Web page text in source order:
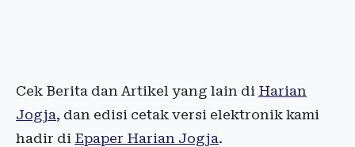
Cek Berita dan Artikel yang lain di Harian
Jogja, dan edisi cetak versi elektronik kami
hadir di Epaper Harian Jogja.